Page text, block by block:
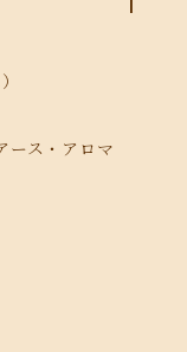
ース・アロマ